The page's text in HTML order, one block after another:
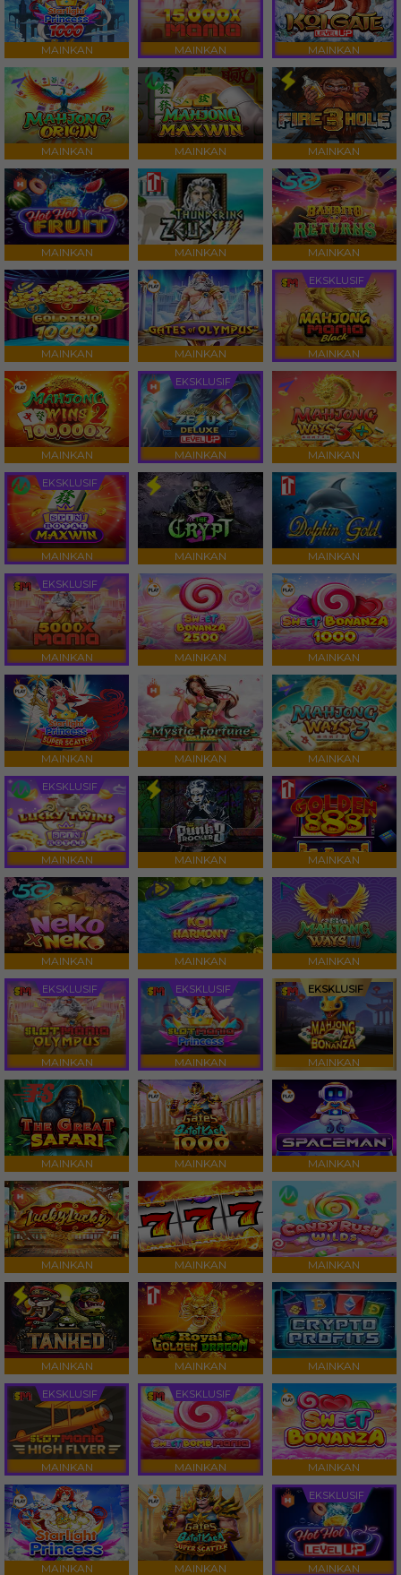
MAINKAN MAINKAN MAINKAN
MAINKAN MAINKAN MAINKAN
MAINKAN MAINKAN MAINKAN
MAINKAN MAINKAN
EKSKLUSIF
MAINKAN
MAINKAN
EKSKLUSIF
MAINKAN MAINKAN
EKSKLUSIF
MAINKAN MAINKAN MAINKAN
EKSKLUSIF
MAINKAN MAINKAN MAINKAN
MAINKAN MAINKAN MAINKAN
EKSKLUSIF
MAINKAN MAINKAN MAINKAN
MAINKAN MAINKAN MAINKAN
EKSKLUSIF
MAINKAN
EKSKLUSIF
MAINKAN
EKSKLUSIF
MAINKAN
MAINKAN MAINKAN MAINKAN
MAINKAN MAINKAN MAINKAN
MAINKAN MAINKAN MAINKAN
EKSKLUSIF
MAINKAN
EKSKLUSIF
MAINKAN MAINKAN
MAINKAN MAINKAN
EKSKLUSIF
MAINKAN